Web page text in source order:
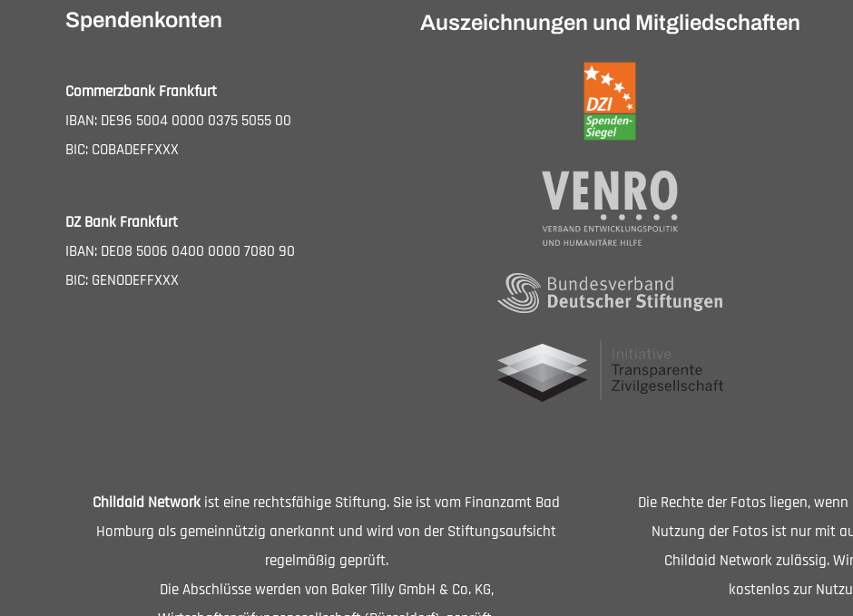
Spendenkonten
Commerzbank Frankfurt
IBAN: DE96 5004 0000 0375 5055 00
BIC: COBADEFFXXX
DZ Bank Frankfurt
IBAN: DE08 5006 0400 0000 7080 90
BIC: GENODEFFXXX
Auszeichnungen und Mitgliedschaften
Childaid Network ist eine rechtsfähige Stiftung. Sie ist vom Finanzamt Bad
Homburg als gemeinnützig anerkannt und wird von der Stiftungsaufsicht
regelmäßig geprüft.
Die Abschlüsse werden von Baker Tilly GmbH & Co. KG,
Die Rechte der Fotos liegen,
Nutzung der Fotos ist nur mit
Childaid Network zulässig.
kostenlos zur